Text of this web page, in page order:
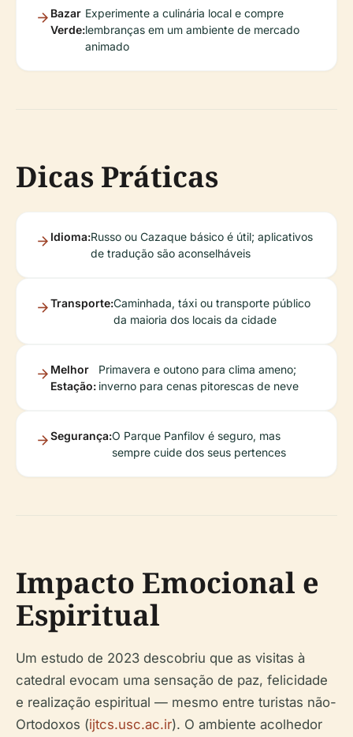
Bazar
Verde:
Experimente a culinária local e compre
lembranças em um ambiente de mercado
animado
Dicas Práticas
Idioma:Russo ou Cazaque básico é útil; aplicativos
de tradução são aconselháveis
Transporte:Caminhada, táxi ou transporte público
da maioria dos locais da cidade
Melhor
Estação:
Primavera e outono para clima ameno;
inverno para cenas pitorescas de neve
Segurança:O Parque Panfilov é seguro, mas
sempre cuide dos seus pertences
Impacto Emocional e
Espiritual
Um estudo de 2023 descobriu que as visitas à
catedral evocam uma sensação de paz, felicidade
e realização espiritual — mesmo entre turistas não-
Ortodoxos (ijtcs.usc.ac.ir). O ambiente acolhedor